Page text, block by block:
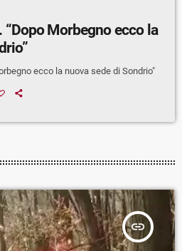
“Dopo Morbegno ecco la
ecco la nuova sede di Sondrio"
insert_link